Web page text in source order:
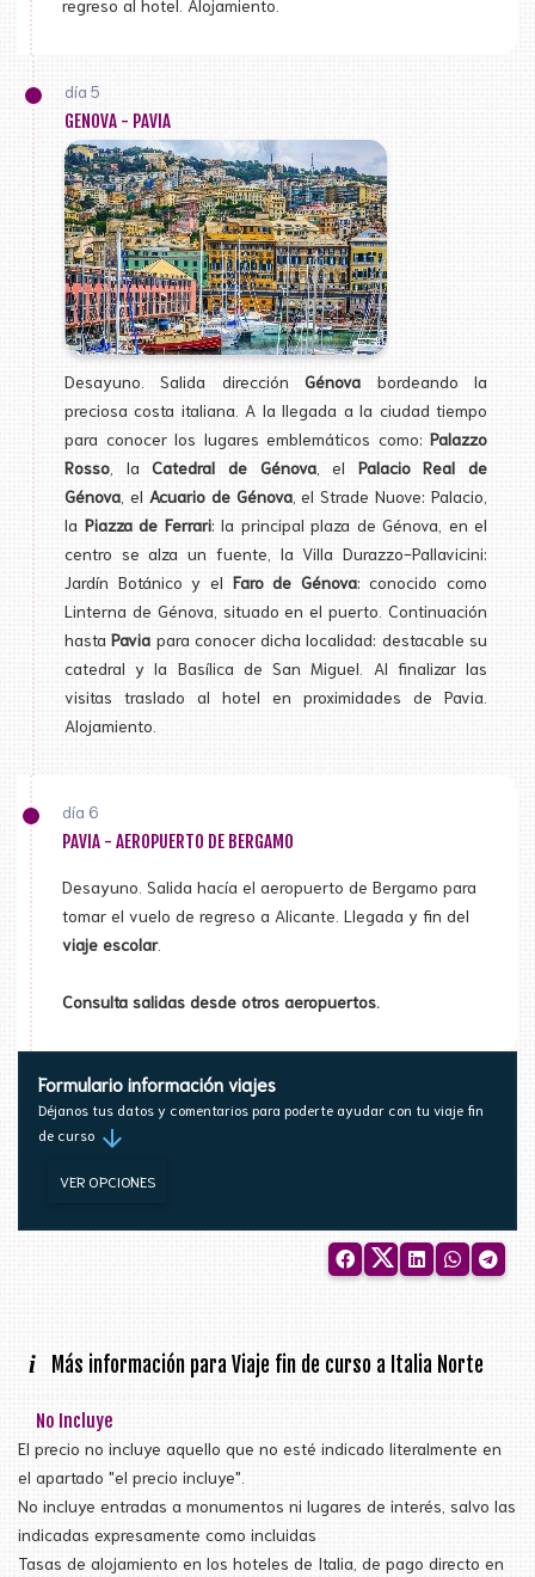
regreso al hotel. Alojamiento.
día 5
GENOVA - PAVIA
Desayuno. Salida direcciónGénova bordeando la
preciosa costa italiana. A la llegada a la ciudad tiempo
para conocer los lugares emblemáticos como: Palazzo
Rosso , laCatedral de Génova, el Palacio Real de
Génova , el Acuario de Génova, el Strade Nuove: Palacio,
la Piazza de Ferrari: la principal plaza de Génova, en el
centro se alza un fuente, la Villa Durazzo-Pallavicini:
Jardín Botánico y el Faro de Génova: conocido como
Linterna de Génova, situado en el puerto. Continuación
hastaPavia para conocer dicha localidad: destacable su
catedral y la Basílica de San Miguel. Al finalizar las
visitas traslado al hotel en proximidades de Pavia.
Alojamiento.
día 6
PAVIA - AEROPUERTO DE BERGAMO
Desayuno. Salida hacía el aeropuerto de Bergamo para
tomar el vuelo de regreso a Alicante. Llegada y fin del
viaje escolar.
Consulta salidas desde otros aeropuertos.
Formulario información viajes
Déjanos tus datos y comentarios para poderte ayudar con tu viaje fin
de curso arrow_downward
VER OPCIONES
i Más información para Viaje fin de curso a Italia Norte
No Incluye
El precio no incluye aquello que no esté indicado literalmente en
el apartado "el precio incluye".
No incluye entradas a monumentos ni lugares de interés, salvo las
indicadas expresamente como incluidas
Tasas de alojamiento en los hoteles de Italia, de pago directo en